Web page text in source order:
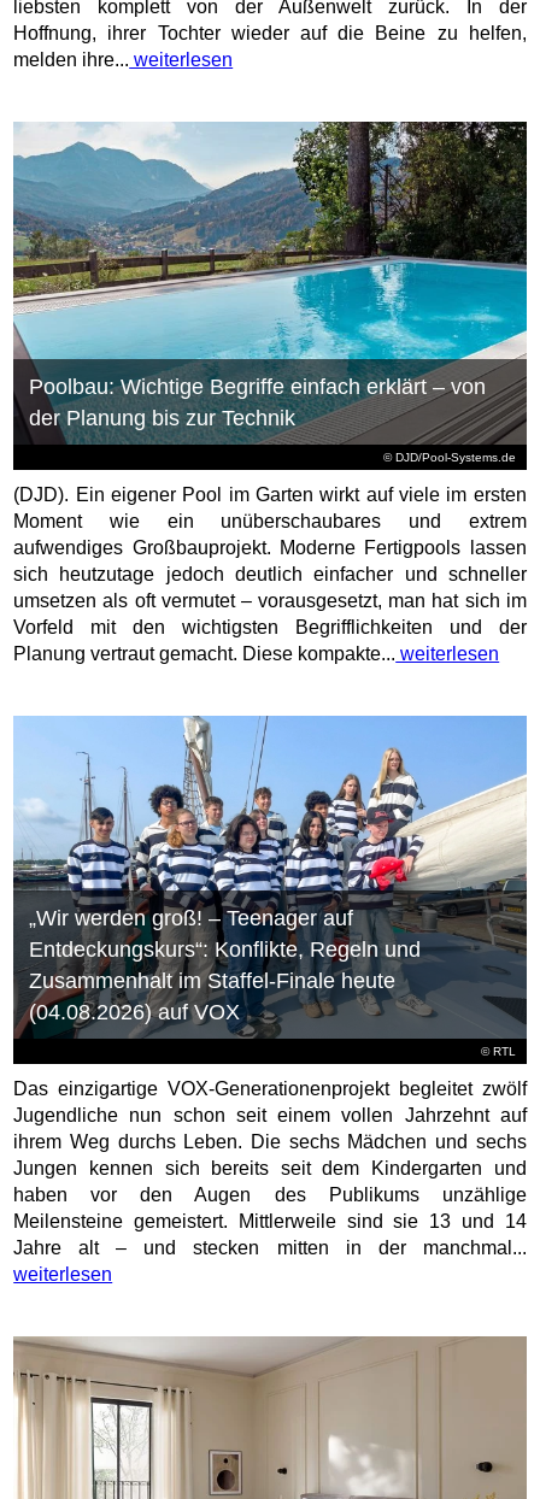
liebsten komplett von der Außenwelt zurück. In der
Hoffnung, ihrer Tochter wieder auf die Beine zu helfen,
melden ihre... weiterlesen
© DJD/Pool-Systems.de
Poolbau: Wichtige Begriffe einfach erklärt – von
der Planung bis zur Technik
(DJD). Ein eigener Pool im Garten wirkt auf viele im ersten
Moment wie ein unüberschaubares und extrem
aufwendiges Großbauprojekt. Moderne Fertigpools lassen
sich heutzutage jedoch deutlich einfacher und schneller
umsetzen als oft vermutet – vorausgesetzt, man hat sich im
Vorfeld mit den wichtigsten Begrifflichkeiten und der
Planung vertraut gemacht. Diese kompakte... weiterlesen
©RTL
„Wir werden groß! – Teenager auf
Entdeckungskurs“: Konflikte, Regeln und
Zusammenhalt im Staffel-Finale heute
(04.08.2026) auf VOX
Das einzigartige VOX-Generationenprojekt begleitet zwölf
Jugendliche nun schon seit einem vollen Jahrzehnt auf
ihrem Weg durchs Leben. Die sechs Mädchen und sechs
Jungen kennen sich bereits seit dem Kindergarten und
haben vor den Augen des Publikums unzählige
Meilensteine gemeistert. Mittlerweile sind sie 13 und 14
Jahre alt – und stecken mitten in der manchmal...
weiterlesen